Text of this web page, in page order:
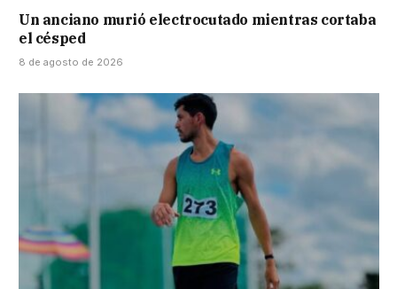
Un anciano murió electrocutado mientras cortaba
el césped
8 de agosto de 2026